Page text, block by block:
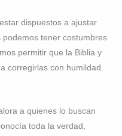
dispuestos a ajustar
podemos tener costumbres
permitir que la Biblia y
corregirlas con humildad.
a quienes lo buscan
toda la verdad,